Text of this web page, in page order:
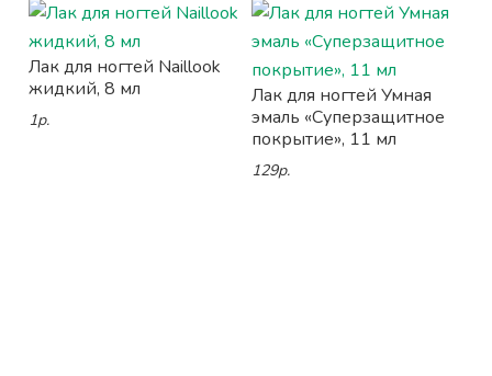
Лак для ногтей Naillook
жидкий, 8 мл
1р.
Лак для ногтей Умная
эмаль «Суперзащитное
покрытие», 11 мл
129р.